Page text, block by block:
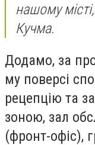
нашому місті,
Кучма.
Додамо, за
му поверсі
рецепцію та
зоною, зал
(фронт-офіс),